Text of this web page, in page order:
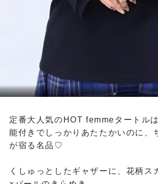
黒
定番大人気のHOT femmeタートル
能付きでしっかりあたたかいのに、
が宿る名品♡
くしゅっとしたギャザーに、花柄ス